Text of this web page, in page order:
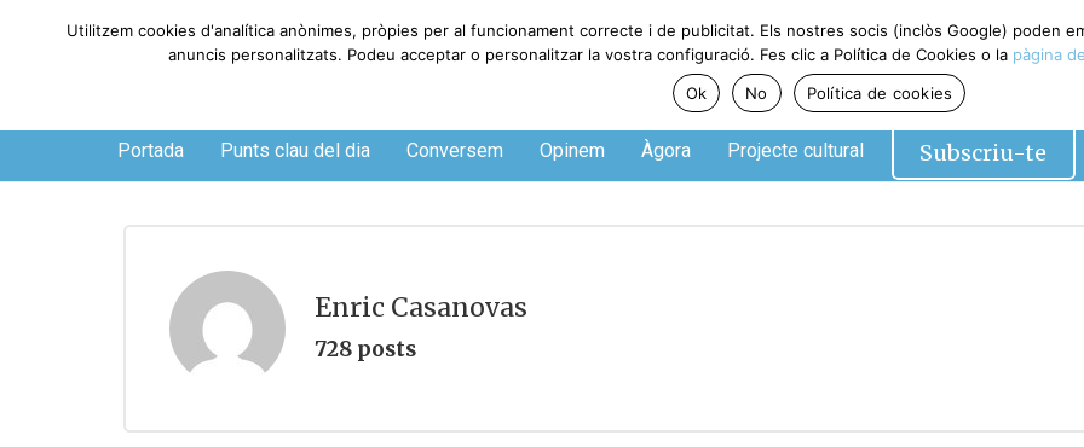
Dijous, 6 de agosto de 2026
Portada Punts clau del dia Conversem Opinem Àgora Projecte cultural Subscriu-te
Enric Casanovas
728 posts
Utilitzem cookies d'analítica anònimes, pròpies per al funcionament correcte i de publicitat. Els nostres socis (inclòs Google) poden
anuncis personalitzats. Podeu acceptar o personalitzar la vostra configuració. Fes clic a Política de Cookies o la pàgina
Ok
No Política de cookies